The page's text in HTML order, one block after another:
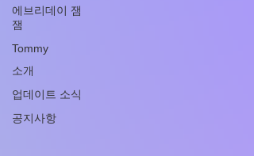
에브리데이 잼
잼
Tommy
소개
업데이트 소식
공지사항